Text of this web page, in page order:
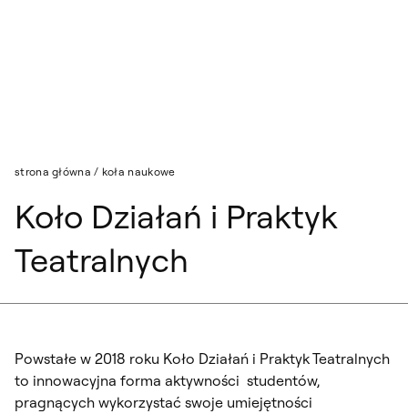
strona główna / koła naukowe
Koło Działań i Praktyk
Teatralnych
Powstałe w 2018 roku Koło Działań i Praktyk Teatralnych
to innowacyjna forma aktywności studentów,
pragnących wykorzystać swoje umiejętności